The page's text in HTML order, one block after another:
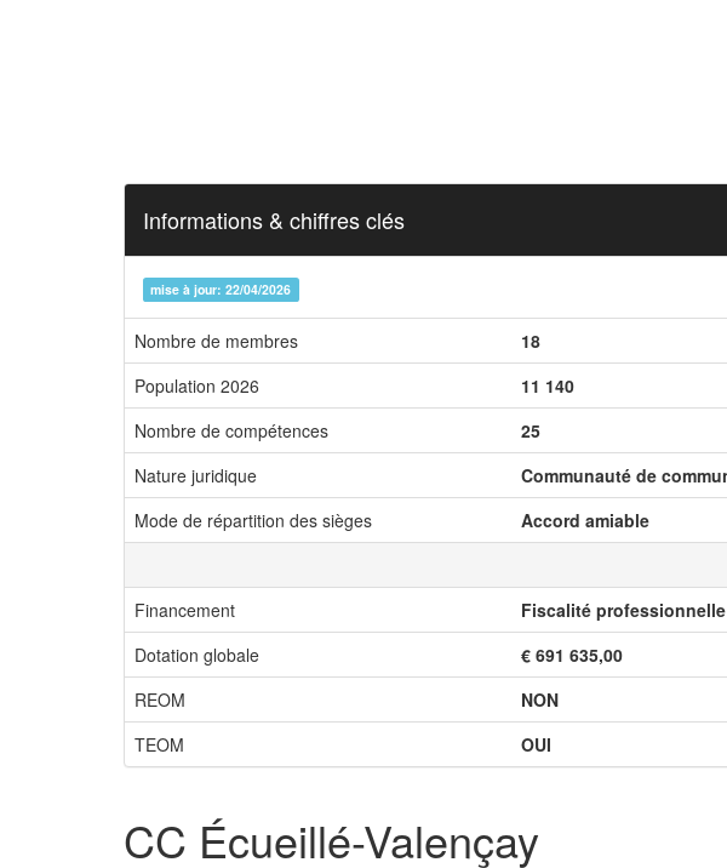
Informations & chiffres clés
mise à jour: 22/04/2026
Nombre de membres 18
Population 2026
11 140
Nombre de compétences
25
Nature juridique
Communauté de
Mode de répartition des sièges
Accord amiable
Financement
Fiscalité
Dotation globale
€ 691 635,00
REOM
NON
TEOM OUI
CC Écueillé-Valençay